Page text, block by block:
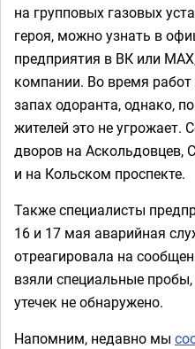
на групповых газовых
героя, можно узнать в
предприятия в ВК или
компании. Во время
запах одоранта, однако,
жителей это не угрожает.
дворов на Аскольдовцев,
и на Кольском проспекте.
Также специалисты
16 и 17 мая аварийная
отреагировала на
взяли специальные
утечек не обнаружено.
Напомним, недавно мы